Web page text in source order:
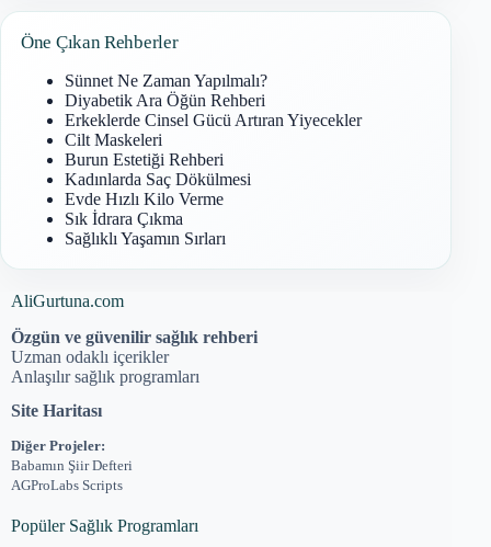
Öne Çıkan Rehberler
Sünnet Ne Zaman Yapılmalı?
Diyabetik Ara Öğün Rehberi
Erkeklerde Cinsel Gücü Artıran Yiyecekler
Cilt Maskeleri
Burun Estetiği Rehberi
Kadınlarda Saç Dökülmesi
Evde Hızlı Kilo Verme
Sık İdrara Çıkma
Sağlıklı Yaşamın Sırları
AliGurtuna.com
Özgün ve güvenilir sağlık rehberi
Uzman odaklı içerikler
Anlaşılır sağlık programları
Site Haritası
Diğer Projeler:
Babamın Şiir Defteri
AGProLabs Scripts
Popüler Sağlık Programları